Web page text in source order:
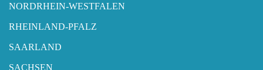
NORDRHEIN-WESTFALEN
RHEINLAND-PFALZ
SAARLAND
SACHSEN